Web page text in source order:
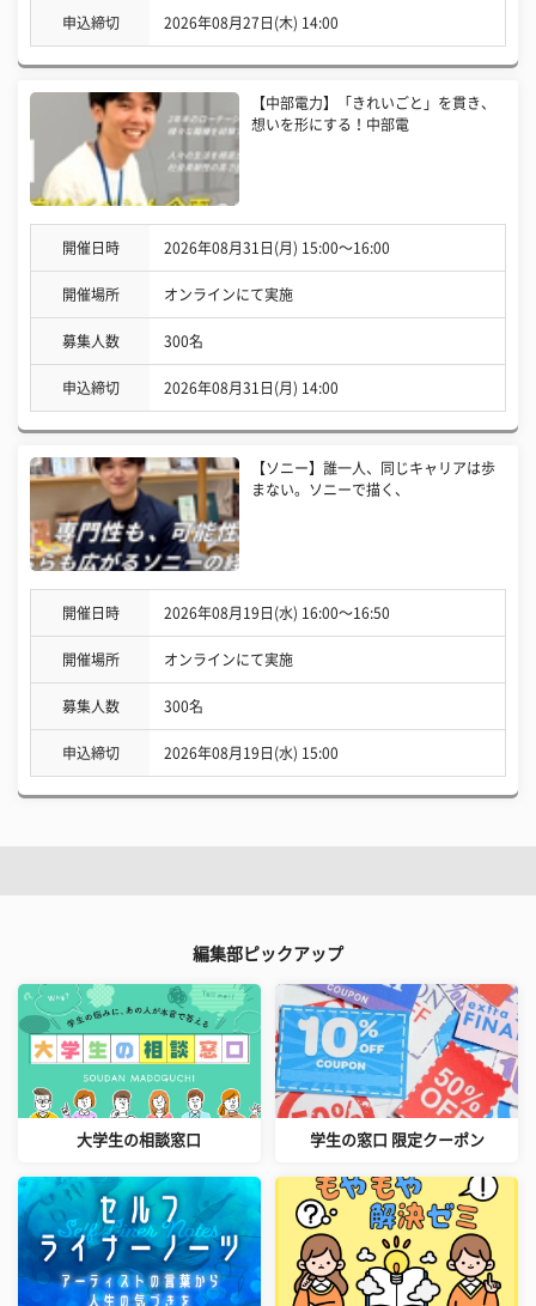
申込締切 2026年08月27日(木) 14:00
【中部電力】「きれいごと」を貫き、
想いを形にする！中部電
開催日時 2026年08月31日(月) 15:00〜16:00
開催場所 オンラインにて実施
募集人数 300名
申込締切 2026年08月31日(月) 14:00
【ソニー】誰一人、同じキャリアは歩
まない。ソニーで描く、
開催日時 2026年08月19日(水) 16:00〜16:50
開催場所 オンラインにて実施
募集人数 300名
申込締切 2026年08月19日(水) 15:00
編集部ピックアップ
大学生の相談窓口 学生の窓口 限定クーポン